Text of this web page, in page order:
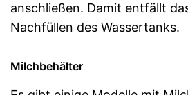
anschließen. Damit entfällt
Nachfüllen des Wassertanks.
Milchbehälter